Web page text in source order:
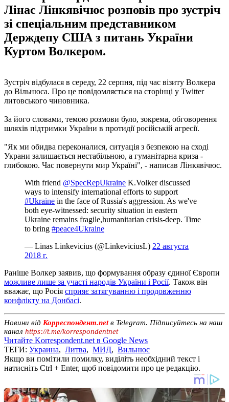
Лінас Лінкявічюс розповів про зустріч
зі спеціальним представником
Держдепу США з питань України
Куртом Волкером.
Зустріч відбулася в середу, 22 серпня, під час візиту Волкера
до Вільнюса. Про це повідомляється на сторінці у Twitter
литовського чиновника.
За його словами, темою розмови було, зокрема, обговорення
шляхів підтримки України в протидії російській агресії.
"Як ми обидва переконалися, ситуація з безпекою на сході
Украни залишається нестабільною, а гуманітарна криза -
глибокою. Час повернути мир Україні", - написав Лінкявічюс.
With friend @SpecRepUkraine K.Volker discussed
ways to intensify international efforts to support
#Ukraine in the face of Russia's aggression. As we've
both eye-witnessed: security situation in eastern
Ukraine remains fragile,humanitarian crisis-deep. Time
to bring #peace4Ukraine
— Linas Linkevicius (@LinkeviciusL) 22 августа
2018 г.
Раніше Волкер заявив, що формування образу єдиної Європи
можливе лише за участі народів України і Росії. Також він
вважає, що Росія сприяє затягуванню і продовженню
конфлікту на Донбасі.
Новини від Корреспондент.netв Telegram. Підписуйтесь на наш
канал https://t.me/korrespondentnet
Читайте Korrespondent.net в Google News
ТЕГИ: Украина, Литва, МИД, Вильнюс
Якщо ви помітили помилку, виділіть необхідний текст і
натисніть Ctrl + Enter, щоб повідомити про це редакцію.